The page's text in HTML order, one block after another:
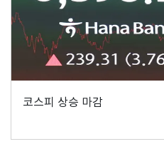
코스피 상승 마감